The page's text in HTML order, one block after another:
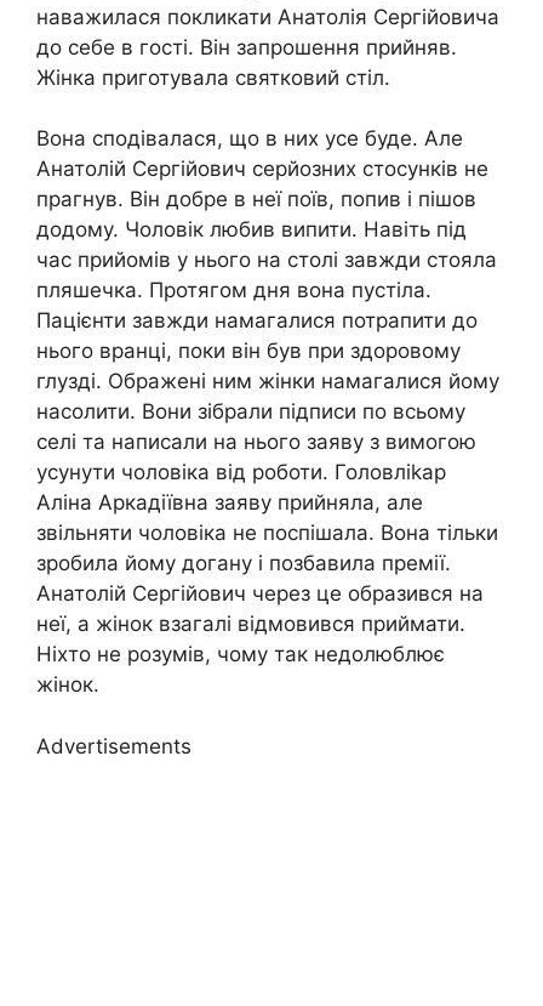
наважилася покликати Анатолія Сергійовича
до себе в гості. Він запрошення прийняв.
Жінка приготувала святковий стіл.
Вона сподівалася, що в них усе буде. Але
Анатолій Сергійович серйозних стосунків не
прагнув. Він добре в неї поїв, попив і пішов
додому. Чоловік любив випити. Навіть під
час прийомів у нього на столі завжди стояла
пляшечка. Протягом дня вона пустіла.
Пацієнти завжди намагалися потрапити до
нього вранці, поки він був при здоровому
глузді. Ображені ним жінки намагалися йому
насолити. Вони зібрали підписи по всьому
селі та написали на нього заяву з вимогою
усунути чоловіка від роботи. Головліkар
Аліна Аркадіївна заяву прийняла, але
звільняти чоловіка не поспішала. Вона тільки
зробила йому догану і позбавила премії.
Анатолій Сергійович через це образився на
неї, а жінок взагалі відмовився приймати.
Ніхто не розумів, чому так недолюблює
жінок.
Advertisements